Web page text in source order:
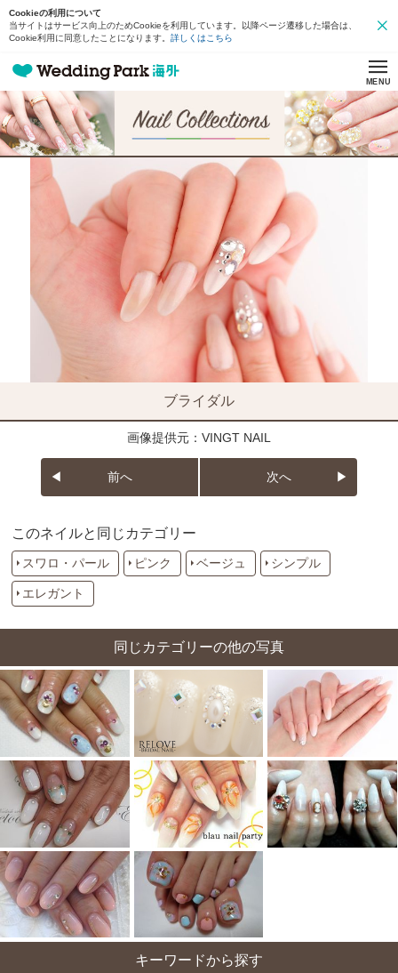
Cookieの利用について
当サイトはサービス向上のためCookieを利用しています。以降ページ遷移した場合は、
Cookie利用に同意したことになります。 詳しくはこちら
MENU
ブライダル
画像提供元：VINGT NAIL
前へ 次へ
このネイルと同じカテゴリー
スワロ・パール ピンク ベージュ シンプル
エレガント
同じカテゴリーの他の写真
キーワードから探す